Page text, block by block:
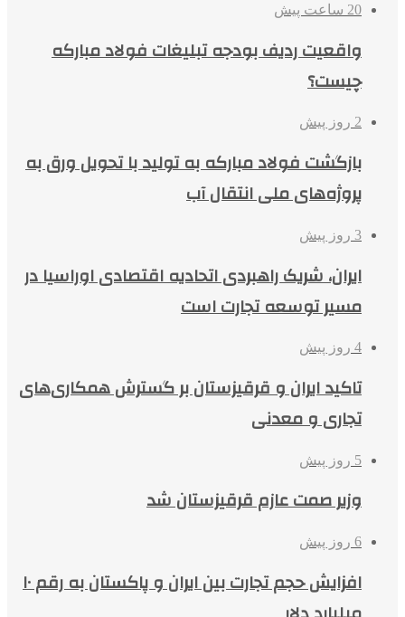
20 ساعت پیش
واقعیت ردیف بودجه تبلیغات فولاد مبارکه
چیست؟
2 روز پیش
بازگشت فولاد مبارکه به تولید با تحویل ورق به
پروژه‌های ملی انتقال آب
3 روز پیش
ایران، شریک راهبردی اتحادیه اقتصادی اوراسیا در
مسیر توسعه تجارت است
4 روز پیش
تاکید ایران و قرقیزستان بر گسترش همکاری‌های
تجاری و معدنی
5 روز پیش
وزیر صمت عازم قرقیزستان شد
6 روز پیش
افزایش حجم تجارت بین ایران و پاکستان به رقم ۱۰